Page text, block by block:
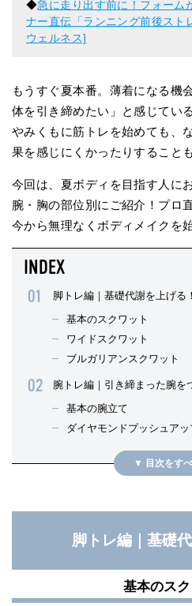
◆急に走り出す前に！フォーム
ナー直伝「ランニング前後スト
ウェルネス]
もうすぐ夏本番。薄着になる機
体を引き締めたい」と感じてい
やみくもに筋トレを始めても、
果を感じにくかったりすることも
今回は、夏ボディを目指す人に
腕・胸の部位別にご紹介！プロ
今から無理なくボディメイクを
脚トレ編｜基礎代謝を上げる！
基本のスクワット
ワイドスクワット
ブルガリアンスクワット
腕トレ編｜引き締まった腕を
基本の腕立て
ダイヤモンドプッシュアッ
脚トレ編｜基礎
基本のス